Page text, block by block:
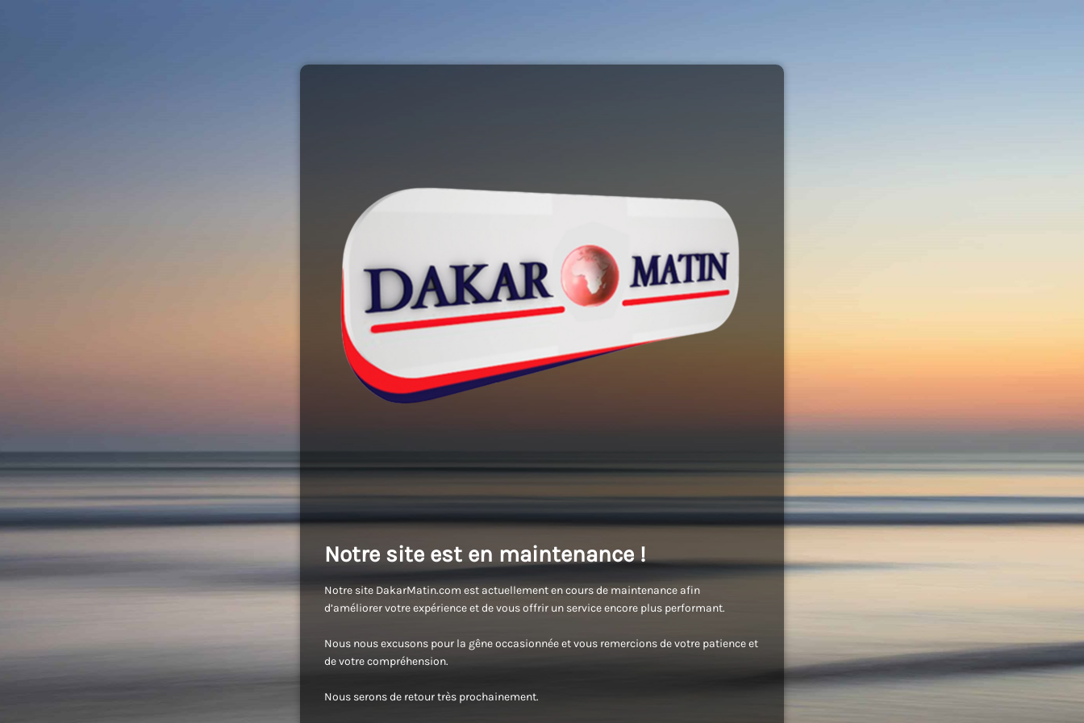
Notre site est en maintenance !
Notre site DakarMatin.com est actuellement en cours de maintenance afin
d’améliorer votre expérience et de vous offrir un service encore plus performant.
Nous nous excusons pour la gêne occasionnée et vous remercions de votre patience et
de votre compréhension.
Nous serons de retour très prochainement.